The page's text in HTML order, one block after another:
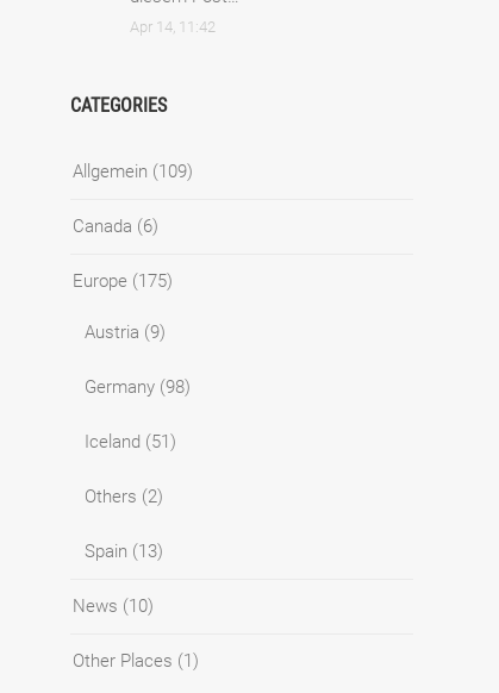
Apr 14, 11:42
CATEGORIES
Allgemein (109)
Canada (6)
Europe (175)
Austria (9)
Germany (98)
Iceland (51)
Others (2)
Spain (13)
News (10)
Other Places (1)